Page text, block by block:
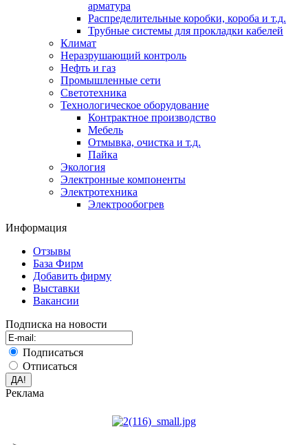
арматура
Распределительные коробки, короба и т.д.
Трубные системы для прокладки кабелей
Климат
Неразрушающий контроль
Нефть и газ
Промышленные сети
Светотехника
Технологическое оборудование
Контрактное производство
Мебель
Отмывка, очистка и т.д.
Пайка
Экология
Электронные компоненты
Электротехника
Электрообогрев
Информация
Отзывы
База Фирм
Добавить фирму
Выставки
Вакансии
Подписка на новости
Подписаться
Отписаться
Реклама